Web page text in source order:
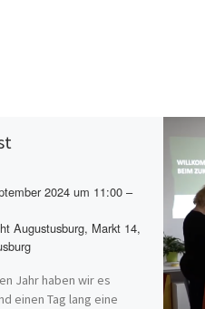
2024 um 11:00 –
Augustusburg, Markt 14,
Jahr haben wir es
einen Tag lang eine